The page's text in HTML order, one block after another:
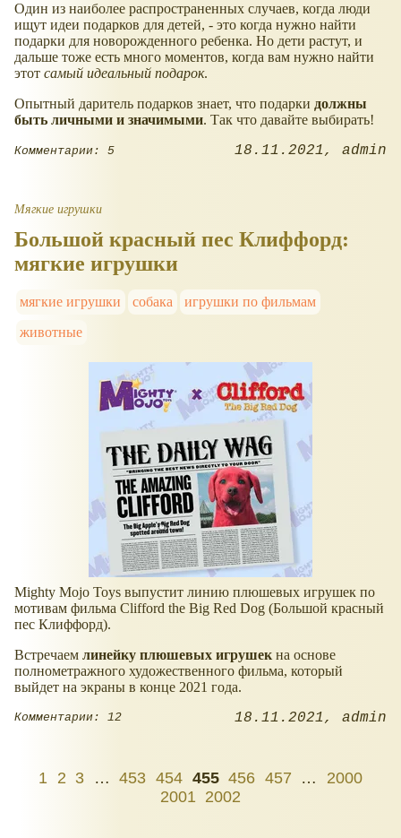
Один из наиболее распространенных случаев, когда люди
ищут идеи подарков для детей, - это когда нужно найти
подарки для новорожденного ребенка. Но дети растут, и
дальше тоже есть много моментов, когда вам нужно найти
этот самый идеальный подарок.
Опытный даритель подарков знает, что подарки должны
быть личными и значимыми. Так что давайте выбирать!
Комментарии: 5 18.11.2021 admin
Мягкие игрушки
Большой красный пес Клиффорд:
мягкие игрушки
мягкие игрушки собака
игрушки по фильмам
животные
Mighty Mojo Toys выпустит линию плюшевых игрушек по
мотивам фильма Clifford the Big Red Dog (Большой красный
пес Клиффорд).
Встречаем линейку плюшевых игрушек на основе
полнометражного художественного фильма, который
выйдет на экраны в конце 2021 года.
Комментарии: 12 18.11.2021 admin
1 2 3 … 453 454 455 456 457 …
2000
2001 2002